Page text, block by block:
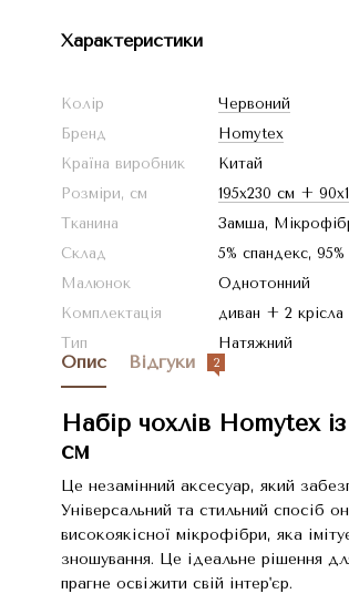
Характеристики
Колір
Червоний
Бренд
Homytex
Країна виробник
Китай
Розміри, см
195x230 см +
Тканина
Замша,
Склад
5% спандекс,
Малюнок
Однотонний
Комплектація
диван + 2 крісла
Тип
Натяжний
Опис Відгуки 2
Набір чохлів Homytex
см
Це незамінний аксесуар, який
Універсальний та стильний спосіб
високоякісної мікрофібри, яка
зношування. Це ідеальне рішення
прагне освіжити свій інтер'єр.